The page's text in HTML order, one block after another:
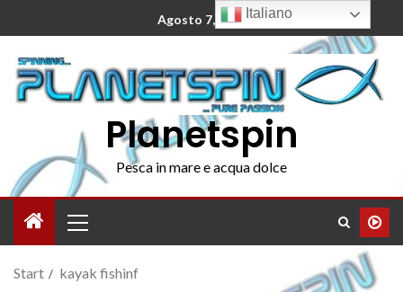
Agosto 7, 2026
Planetspin
Pesca in mare e acqua dolce
Start kayak fishinf
Italiano